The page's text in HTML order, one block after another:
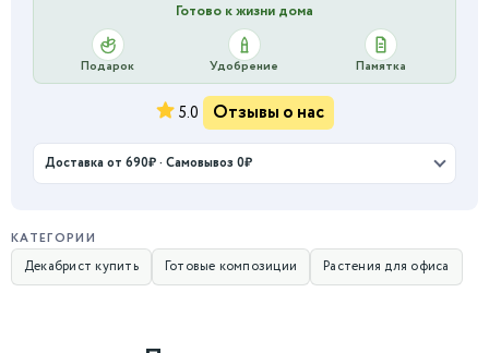
Готово к жизни дома
Подарок Удобрение Памятка
5.0 Отзывы о нас
Доставка от 690₽ · Самовывоз 0₽
КАТЕГОРИИ
Декабрист купить Готовые композиции Растения для офиса